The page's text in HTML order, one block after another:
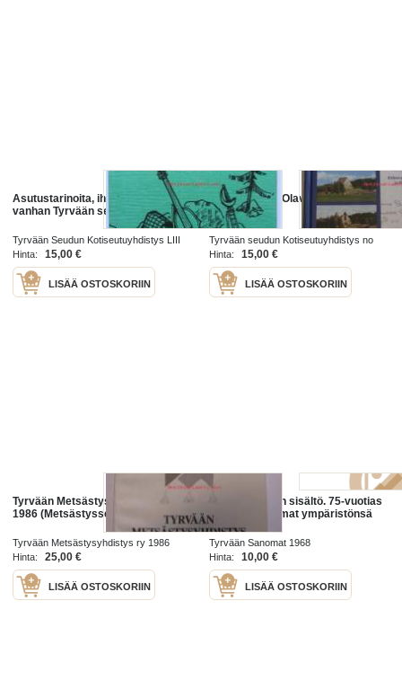
Asutustarinoita, ihmisiä ja elämää
vanhan Tyrvään seudulta
Tyrvään Seudun Kotiseutuyhdistys LIII
1977
Hinta: 15,00 €
LISÄÄ OSTOSKORIIN
Tyrvään Pyhä Olavi (Tuhopoltetun
kirkon kirja)
Tyrvään seudun Kotiseutuyhdistys no
LXXXIII 2003
Hinta: 15,00 €
LISÄÄ OSTOSKORIIN
Tyrvään Metsästysyhdistys 1926-
1986 (Metsästysseura Hukka)
Tyrvään Metsästysyhdistys ry 1986
Hinta:
25,00 €
LISÄÄ OSTOSKORIIN
Paikallislehden sisältö. 75-vuotias
Tyrvään Sanomat ympäristönsä
kuvastimena
Tyrvään Sanomat 1968
Hinta:
10,00 €
LISÄÄ OSTOSKORIIN